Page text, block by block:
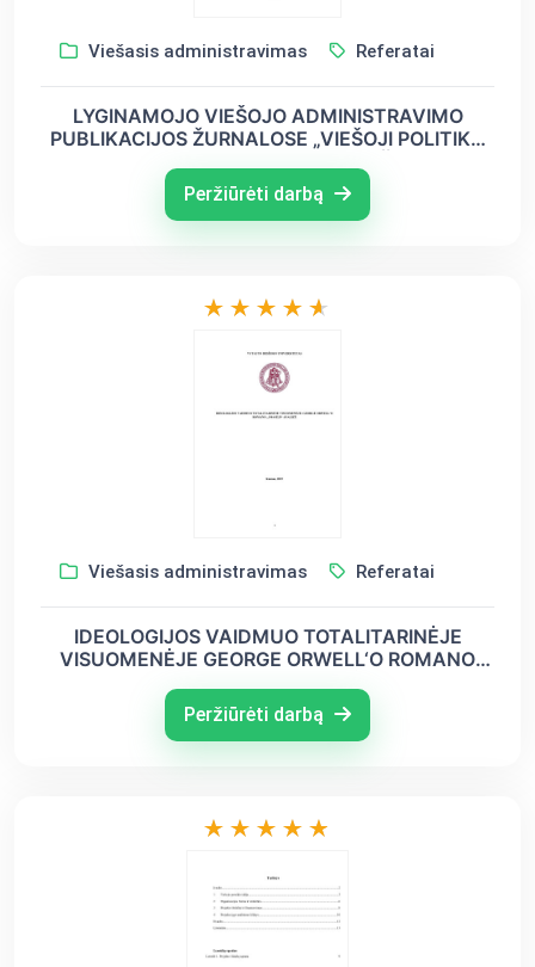
Viešasis administravimas Referatai
LYGINAMOJO VIEŠOJO ADMINISTRAVIMO
PUBLIKACIJOS ŽURNALOSE „VIEŠOJI POLITIKA
ADMINISTRAVIMAS“ 2010-2013 METAIS
Peržiūrėti darbą
Viešasis administravimas Referatai
IDEOLOGIJOS VAIDMUO TOTALITARINĖJE
VISUOMENĖJE GEORGE ORWELL‘O ROMANO
Peržiūrėti darbą